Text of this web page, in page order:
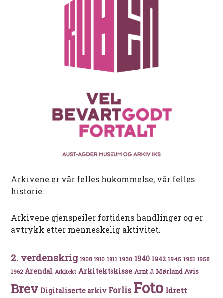
Arkivene er vår felles hukommelse, vår felles
historie.
Arkivene gjenspeiler fortidens handlinger og er
avtrykk etter menneskelig aktivitet.
2. verdenskrig 1908 1910 1911 1930 1940 1942 1945 1951 1958
1962 Arendal Arkitekt Arkitektskisse Arnt J. Mørland Avis
Brev Digitaliserte arkiv Forlis Foto Idrett